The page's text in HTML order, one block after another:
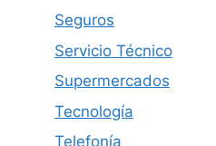
Seguros
Servicio Técnico
Supermercados
Tecnología
Telefonía